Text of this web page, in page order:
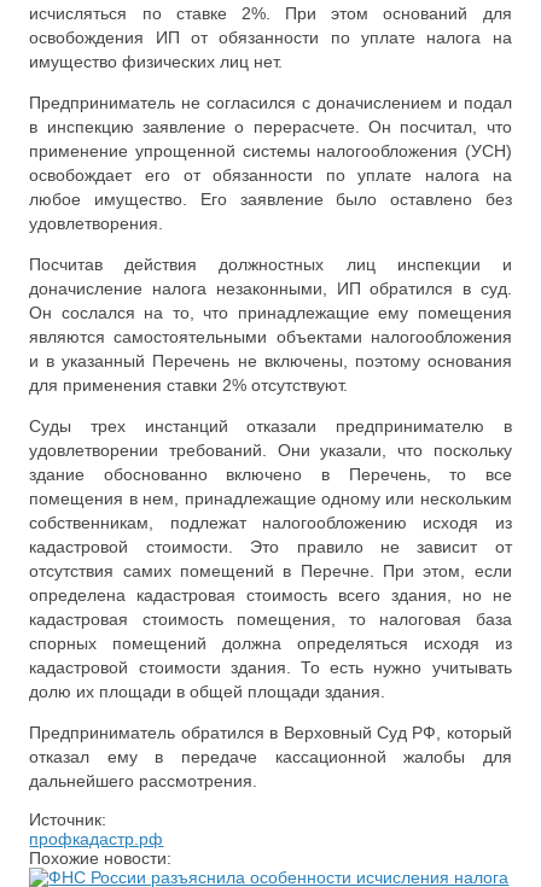
исчисляться по ставке 2%. При этом оснований для
освобождения ИП от обязанности по уплате налога на
имущество физических лиц нет.
Предприниматель не согласился с доначислением и подал
в инспекцию заявление о перерасчете. Он посчитал, что
применение упрощенной системы налогообложения (УСН)
освобождает его от обязанности по уплате налога на
любое имущество. Его заявление было оставлено без
удовлетворения.
Посчитав действия должностных лиц инспекции и
доначисление налога незаконными, ИП обратился в суд.
Он сослался на то, что принадлежащие ему помещения
являются самостоятельными объектами налогообложения
и в указанный Перечень не включены, поэтому основания
для применения ставки 2% отсутствуют.
Суды трех инстанций отказали предпринимателю в
удовлетворении требований. Они указали, что поскольку
здание обоснованно включено в Перечень, то все
помещения в нем, принадлежащие одному или нескольким
собственникам, подлежат налогообложению исходя из
кадастровой стоимости. Это правило не зависит от
отсутствия самих помещений в Перечне. При этом, если
определена кадастровая стоимость всего здания, но не
кадастровая стоимость помещения, то налоговая база
спорных помещений должна определяться исходя из
кадастровой стоимости здания. То есть нужно учитывать
долю их площади в общей площади здания.
Предприниматель обратился в Верховный Суд РФ, который
отказал ему в передаче кассационной жалобы для
дальнейшего рассмотрения.
Источник:
профкадастр.рф
Похожие новости: